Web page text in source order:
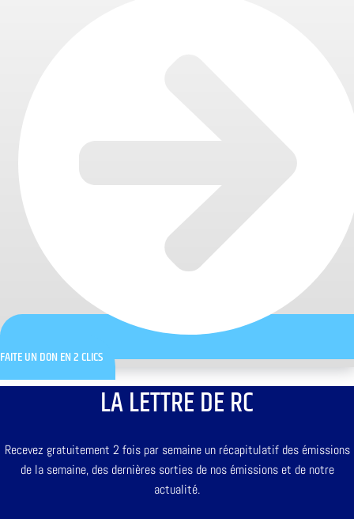
FAITE UN DON EN 2 CLICS
LA LETTRE DE RC
Recevez gratuitement 2 fois par semaine un récapitulatif des émissions
de la semaine, des dernières sorties de nos émissions et de notre
actualité.